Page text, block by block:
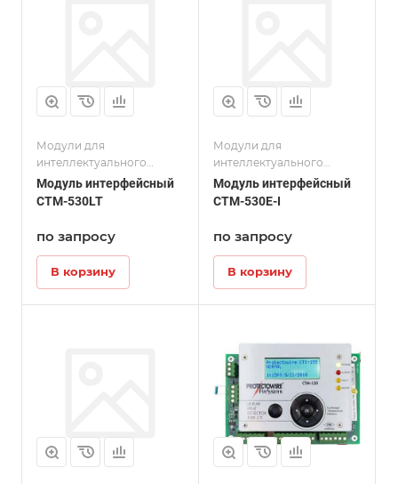
Модули для
интеллектуального
термокабеля серии CTI
Модуль интерфейсный
CTM-530LT
по запросу
В корзину
Модули для
интеллектуального
термокабеля серии CTI
Модуль интерфейсный
CTM-530E-I
по запросу
В корзину